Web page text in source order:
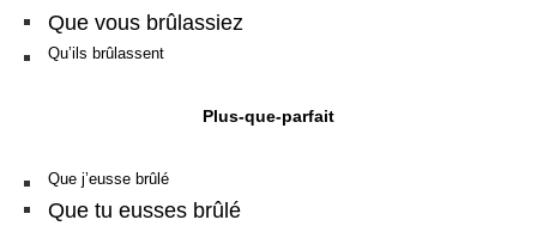
Que vous brûlassiez
Qu’ils brûlassent
Plus-que-parfait
Que j’eusse brûlé
Que tu eusses brûlé